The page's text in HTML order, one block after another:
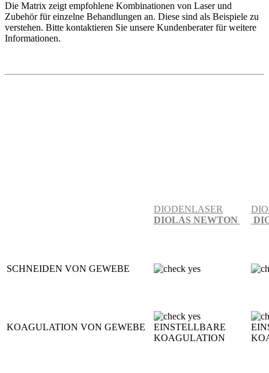
Die Matrix zeigt empfohlene Kombinationen von Laser und
Zubehör für einzelne Behandlungen an. Diese sind als Beispiele zu
verstehen. Bitte kontaktieren Sie unsere Kundenberater für weitere
Informationen.
DIODENLASER
DIOLAS NEWTON
SCHNEIDEN VON GEWEBE
KOAGULATION VON GEWEBE
EINSTELLBARE
KOAGULATION